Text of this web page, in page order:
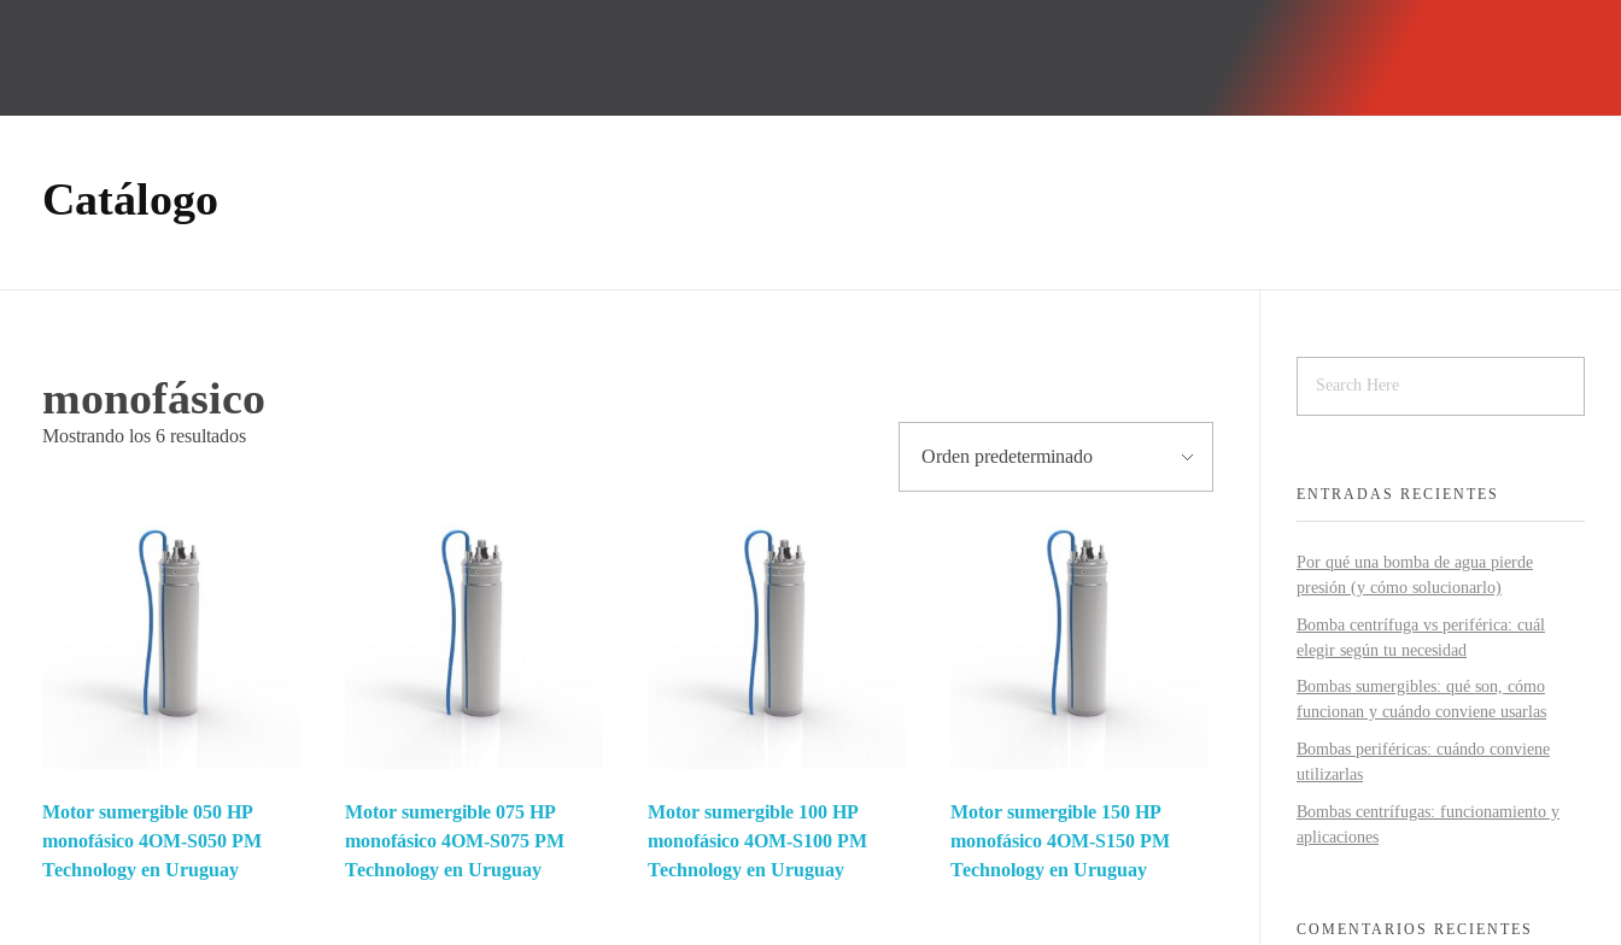
GMF
Tecnología Hidráulica
Catálogo
monofásico
Mostrando los 6 resultados
Motor sumergible 050 HP
monofásico 4OM-S050 PM
Technology en Uruguay
Motor sumergible 075 HP
monofásico 4OM-S075 PM
Technology en Uruguay
Motor sumergible 100 HP
monofásico 4OM-S100 PM
Technology en Uruguay
Motor sumergible 150 HP
monofásico 4OM-S150 PM
Technology en Uruguay
ENTRADAS RECIENTES
Por qué una bomba de agua pierde
presión (y cómo solucionarlo)
Bomba centrífuga vs periférica: cuál
elegir según tu necesidad
Bombas sumergibles: qué son, cómo
funcionan y cuándo conviene usarlas
Bombas periféricas: cuándo conviene
utilizarlas
Bombas centrífugas: funcionamiento y
aplicaciones
COMENTARIOS RECIENTES